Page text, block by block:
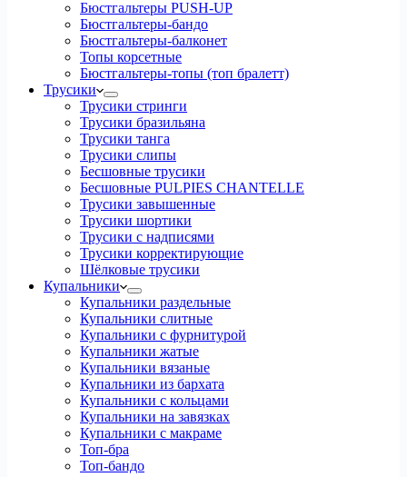
Бюстгальтеры PUSH-UP
Бюстгальтеры-бандо
Бюстгальтеры-балконет
Топы корсетные
Бюстгальтеры-топы (топ бралетт)
Трусики
Трусики стринги
Трусики бразильяна
Трусики танга
Трусики слипы
Бесшовные трусики
Бесшовные PULPIES CHANTELLE
Трусики завышенные
Трусики шортики
Трусики с надписями
Трусики корректирующие
Шёлковые трусики
Купальники
Купальники раздельные
Купальники слитные
Купальники с фурнитурой
Купальники жатые
Купальники вязаные
Купальники из бархата
Купальники с кольцами
Купальники на завязках
Купальники с макраме
Топ-бра
Топ-бандо